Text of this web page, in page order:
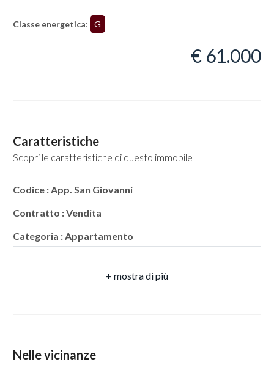
Classe energetica: G
€ 61.000
Caratteristiche
Scopri le caratteristiche di questo immobile
Codice : App. San Giovanni
Contratto : Vendita
Categoria : Appartamento
Totale mq : 70 mq
Nelle vicinanze
5+
Bagni
minimi
Qualsiasi
3